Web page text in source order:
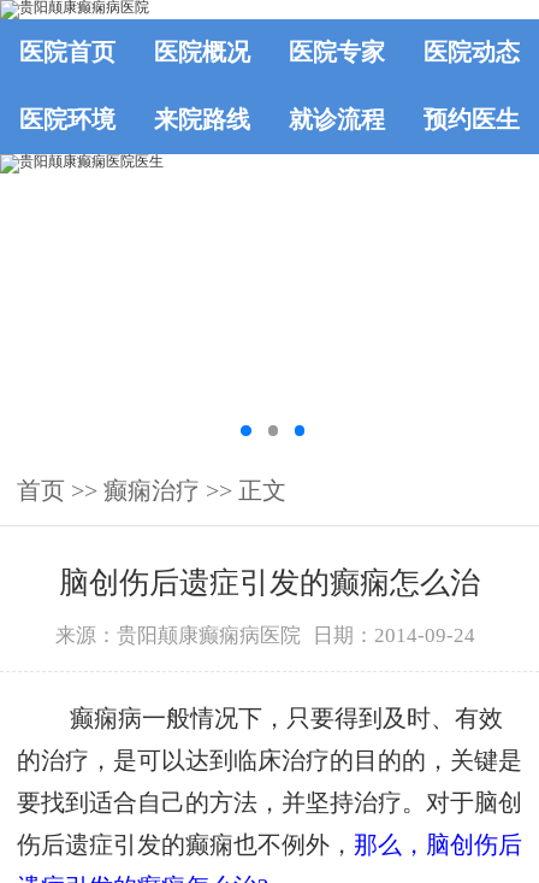
医院首页 医院概况 医院专家 医院动态
医院环境 来院路线 就诊流程 预约医生
首页 >> 癫痫治疗 >> 正文
脑创伤后遗症引发的癫痫怎么治
来源：贵阳颠康癫痫病医院 日期：2014-09-24
癫痫病一般情况下，只要得到及时、有效
的治疗，是可以达到临床治疗的目的的，关键是
要找到适合自己的方法，并坚持治疗。对于脑创
伤后遗症引发的癫痫也不例外， 那么，脑创伤后